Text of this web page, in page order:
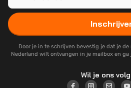
Door je in te schrijven bevestig je dat je
Nederland wilt ontvangen in je mailbox en ga
Wil je ons